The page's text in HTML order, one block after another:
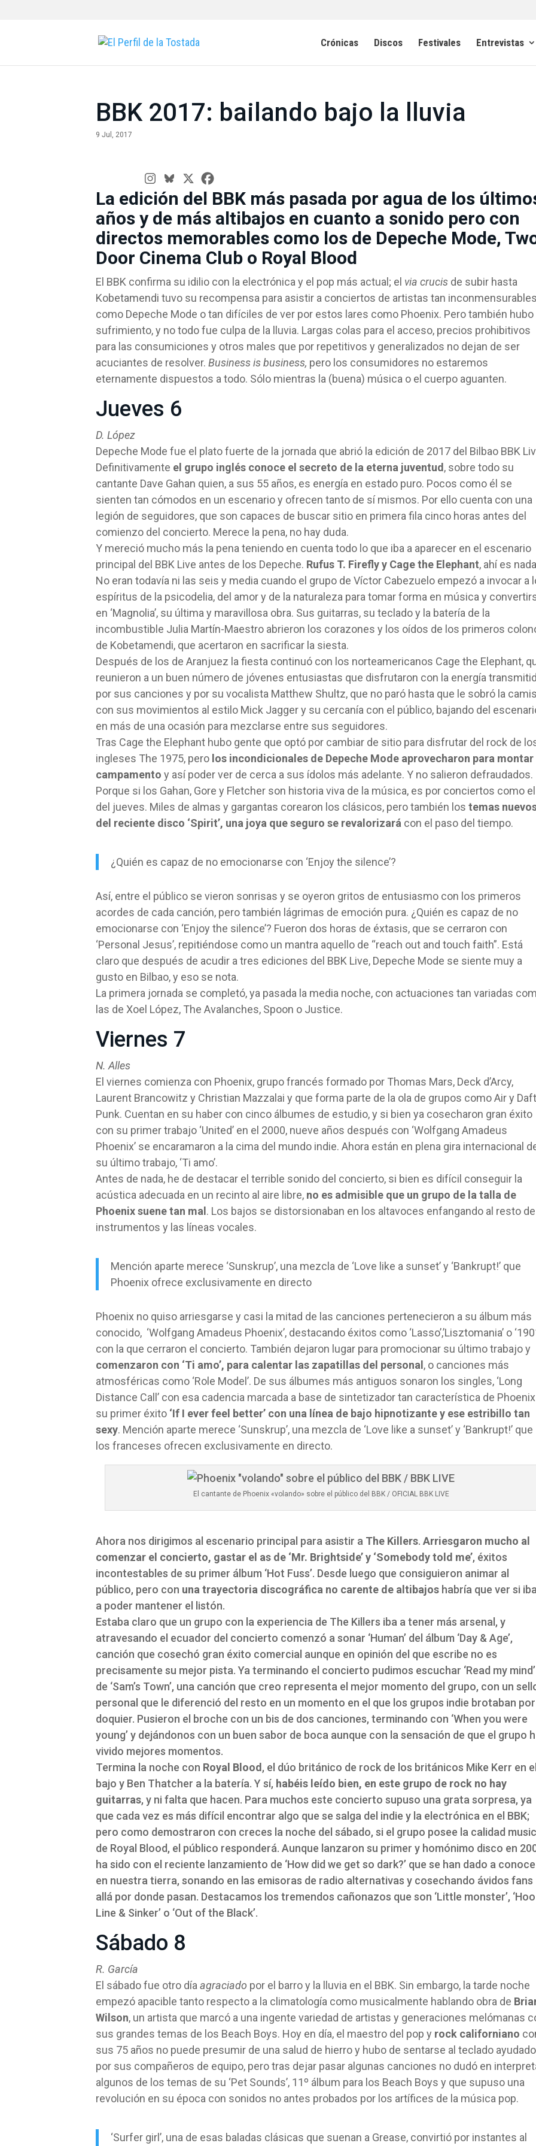
Crónicas Discos Festivales Entrevistas
BBK 2017: bailando bajo la lluvia
9 Jul, 2017
La edición del BBK más pasada por agua de los
años y de más altibajos en cuanto a sonido pero con
directos memorables como los de Depeche Mode,
Door Cinema Club o Royal Blood
El BBK confirma su idilio con la electrónica y el pop más actual; el via crucis de subir hasta
Kobetamendi tuvo su recompensa para asistir a conciertos de artistas tan
como Depeche Mode o tan difíciles de ver por estos lares como Phoenix. Pero también hubo
sufrimiento, y no todo fue culpa de la lluvia. Largas colas para el acceso, precios prohibitivos
para las consumiciones y otros males que por repetitivos y generalizados no dejan de ser
acuciantes de resolver. Business is business, pero los consumidores no estaremos
eternamente dispuestos a todo. Sólo mientras la (buena) música o el cuerpo aguanten.
Jueves 6
D. López
Depeche Mode fue el plato fuerte de la jornada que abrió la edición de 2017 del Bilbao BBK
Definitivamente el grupo inglés conoce el secreto de la eterna juventud , sobre todo su
cantante Dave Gahan quien, a sus 55 años, es energía en estado puro. Pocos como él se
sienten tan cómodos en un escenario y ofrecen tanto de sí mismos. Por ello cuenta con una
legión de seguidores, que son capaces de buscar sitio en primera fila cinco horas antes del
comienzo del concierto. Merece la pena, no hay duda.
Y mereció mucho más la pena teniendo en cuenta todo lo que iba a aparecer en el escenario
principal del BBK Live antes de los Depeche. Rufus T. Firefly y Cage the Elephant, ahí es
No eran todavía ni las seis y media cuando el grupo de Víctor Cabezuelo empezó a invocar a
espíritus de la psicodelia, del amor y de la naturaleza para tomar forma en música y
en ‘Magnolia’, su última y maravillosa obra. Sus guitarras, su teclado y la batería de la
incombustible Julia Martín-Maestro abrieron los corazones y los oídos de los primeros
de Kobetamendi, que acertaron en sacrificar la siesta.
Después de los de Aranjuez la fiesta continuó con los norteamericanos Cage the Elephant,
reunieron a un buen número de jóvenes entusiastas que disfrutaron con la energía
por sus canciones y por su vocalista Matthew Shultz, que no paró hasta que le sobró la
con sus movimientos al estilo Mick Jagger y su cercanía con el público, bajando del
en más de una ocasión para mezclarse entre sus seguidores.
Tras Cage the Elephant hubo gente que optó por cambiar de sitio para disfrutar del rock de
ingleses The 1975, pero los incondicionales de Depeche Mode aprovecharon para montar
campamento y así poder ver de cerca a sus ídolos más adelante. Y no salieron defraudados.
Porque si los Gahan, Gore y Fletcher son historia viva de la música, es por conciertos como el
del jueves. Miles de almas y gargantas corearon los clásicos, pero también los temas
del reciente disco ‘Spirit’, una joya que seguro se revalorizará con el paso del tiempo.
¿Quién es capaz de no emocionarse con ‘Enjoy the silence’?
Así, entre el público se vieron sonrisas y se oyeron gritos de entusiasmo con los primeros
acordes de cada canción, pero también lágrimas de emoción pura. ¿Quién es capaz de no
emocionarse con ‘Enjoy the silence’? Fueron dos horas de éxtasis, que se cerraron con
‘Personal Jesus’, repitiéndose como un mantra aquello de “reach out and touch faith”. Está
claro que después de acudir a tres ediciones del BBK Live, Depeche Mode se siente muy a
gusto en Bilbao, y eso se nota.
La primera jornada se completó, ya pasada la media noche, con actuaciones tan variadas
las de Xoel López, The Avalanches, Spoon o Justice.
Viernes 7
N. Alles
El viernes comienza con Phoenix, grupo francés formado por Thomas Mars, Deck d’Arcy,
Laurent Brancowitz y Christian Mazzalai y que forma parte de la ola de grupos como Air y Daft
Punk. Cuentan en su haber con cinco álbumes de estudio, y si bien ya cosecharon gran éxito
con su primer trabajo ‘United’ en el 2000, nueve años después con ‘Wolfgang Amadeus
Phoenix’ se encaramaron a la cima del mundo indie. Ahora están en plena gira internacional
su último trabajo, ‘Ti amo’.
Antes de nada, he de destacar el terrible sonido del concierto, si bien es difícil conseguir la
acústica adecuada en un recinto al aire libre, no es admisible que un grupo de la talla de
Phoenix suene tan mal . Los bajos se distorsionaban en los altavoces enfangando al resto de
instrumentos y las líneas vocales.
Mención aparte merece ‘Sunskrup’, una mezcla de ‘Love like a sunset’ y ‘Bankrupt!’ que
Phoenix ofrece exclusivamente en directo
Phoenix no quiso arriesgarse y casi la mitad de las canciones pertenecieron a su álbum más
conocido, ‘Wolfgang Amadeus Phoenix’, destacando éxitos como ‘Lasso’,’Lisztomania’ o
con la que cerraron el concierto. También dejaron lugar para promocionar su último trabajo y
comenzaron con ‘Ti amo’, para calentar las zapatillas del personal , o canciones más
atmosféricas como ‘Role Model’. De sus álbumes más antiguos sonaron los singles, ‘Long
Distance Call’ con esa cadencia marcada a base de sintetizador tan característica de
su primer éxito ‘If I ever feel better’ con una línea de bajo hipnotizante y ese estribillo tan
sexy. Mención aparte merece ‘Sunskrup’, una mezcla de ‘Love like a sunset’ y ‘Bankrupt!’ que
los franceses ofrecen exclusivamente en directo.
El cantante de Phoenix «volando» sobre el público del BBK / OFICIAL BBK LIVE
Ahora nos dirigimos al escenario principal para asistir a The Killers. Arriesgaron mucho al
comenzar el concierto, gastar el as de ‘Mr. Brightside’ y ‘Somebody told me’, éxitos
incontestables de su primer álbum ‘Hot Fuss’. Desde luego que consiguieron animar al
público, pero con una trayectoria discográfica no carente de altibajos habría que ver si
a poder mantener el listón.
Estaba claro que un grupo con la experiencia de The Killers iba a tener más arsenal, y
atravesando el ecuador del concierto comenzó a sonar ‘Human’ del álbum ‘Day & Age’,
canción que cosechó gran éxito comercial aunque en opinión del que escribe no es
precisamente su mejor pista. Ya terminando el concierto pudimos escuchar ‘Read my mind’
de ‘Sam’s Town’, una canción que creo representa el mejor momento del grupo, con un
personal que le diferenció del resto en un momento en el que los grupos indie brotaban por
doquier. Pusieron el broche con un bis de dos canciones, terminando con ‘When you were
young’ y dejándonos con un buen sabor de boca aunque con la sensación de que el grupo
vivido mejores momentos.
Termina la noche con Royal Blood , el dúo británico de rock de los británicos Mike Kerr en
bajo y Ben Thatcher a la batería. Y sí, habéis leído bien, en este grupo de rock no hay
guitarras, y ni falta que hacen. Para muchos este concierto supuso una grata sorpresa, ya
que cada vez es más difícil encontrar algo que se salga del indie y la electrónica en el BBK;
pero como demostraron con creces la noche del sábado, si el grupo posee la calidad
de Royal Blood, el público responderá. Aunque lanzaron su primer y homónimo disco en
ha sido con el reciente lanzamiento de ‘How did we get so dark?’ que se han dado a
en nuestra tierra, sonando en las emisoras de radio alternativas y cosechando ávidos fans
allá por donde pasan. Destacamos los tremendos cañonazos que son ‘Little monster’,
Line & Sinker’ o ‘Out of the Black’.
Sábado 8
R. García
El sábado fue otro día agraciado por el barro y la lluvia en el BBK. Sin embargo, la tarde noche
empezó apacible tanto respecto a la climatología como musicalmente hablando obra de
Wilson, un artista que marcó a una ingente variedad de artistas y generaciones melómanas
sus grandes temas de los Beach Boys. Hoy en día, el maestro del pop y rock californiano
sus 75 años no puede presumir de una salud de hierro y hubo de sentarse al teclado ayudado
por sus compañeros de equipo, pero tras dejar pasar algunas canciones no dudó en
algunos de los temas de su ‘Pet Sounds’, 11º álbum para los Beach Boys y que supuso una
revolución en su época con sonidos no antes probados por los artífices de la música pop.
‘Surfer girl’, una de esas baladas clásicas que suenan a Grease, convirtió por instantes al